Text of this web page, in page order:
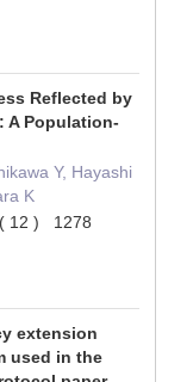
Reflected by
A Population-
Y, Hayashi
K
( 12 ) 1278
extension
used in the